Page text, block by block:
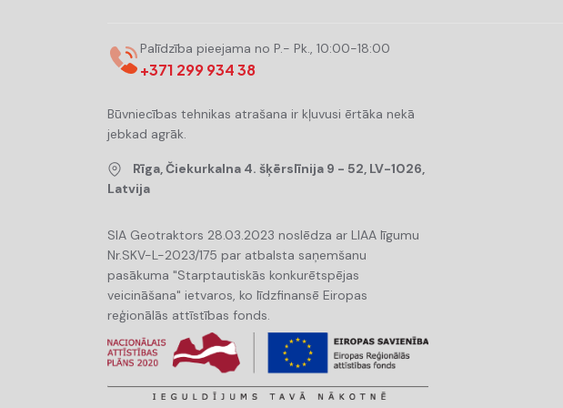
Palīdzība pieejama no P.- Pk., 10:00-18:00
+371 299 934 38
Būvniecības tehnikas atrašana ir kļuvusi ērtāka nekā
jebkad agrāk.
Rīga, Čiekurkalna 4. šķērslīnija 9 - 52, LV-1026,
Latvija
SIA Geotraktors 28.03.2023 noslēdza ar LIAA līgumu
Nr.SKV-L-2023/175 par atbalsta saņemšanu
pasākuma "Starptautiskās konkurētspējas
veicināšana" ietvaros, ko līdzfinansē Eiropas
reģionālās attīstības fonds.